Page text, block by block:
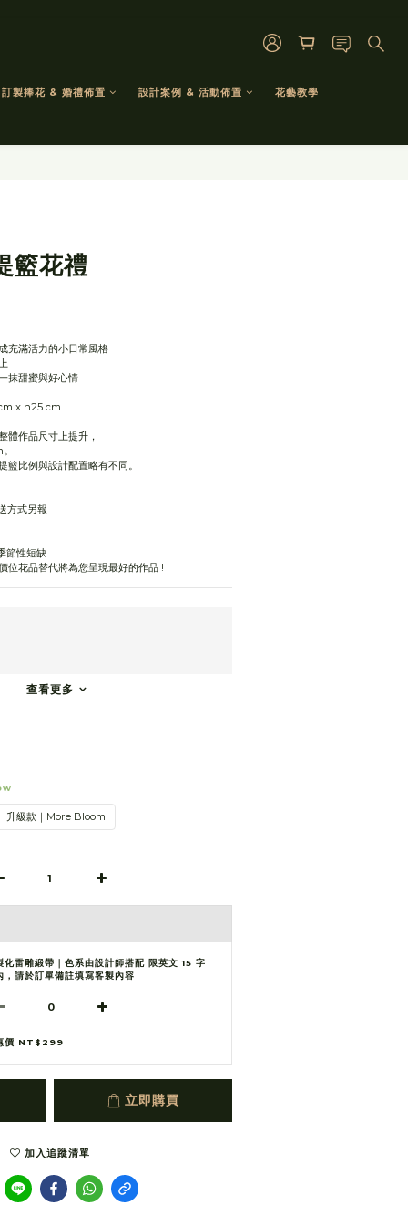
訂製捧花 & 婚禮佈置 設計案例 & 活動佈置 花藝教學
籃花禮
充滿活力的小日常風格
抹甜蜜與好心情
x h25 cm
體作品尺寸上提升，
籃比例與設計配置略有不同。
方式另報
節性短缺
位花品替代將為您呈現最好的作品 !
查看更多
升級款｜More Bloom
化雷雕緞帶｜色系由設計師搭配 限英文 15 字
，請於訂單備註填寫客製內容
價 NT$299
立即購買
加入追蹤清單